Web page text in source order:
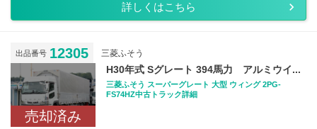
詳しくはこちら
出品番号 12305 三菱ふそう
売却済み
H30年式 Sグレート 394馬力 アルミウイ...
三菱ふそう スーパーグレート 大型 ウィング 2PG-
FS74HZ中古トラック詳細